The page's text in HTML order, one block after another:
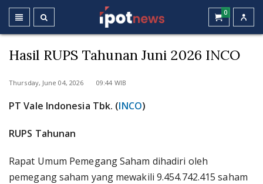
0
Hasil RUPS Tahunan Juni 2026 INCO
Thursday, June 04, 2026 09:44 WIB
PT Vale Indonesia Tbk. (INCO)
RUPS Tahunan
Rapat Umum Pemegang Saham dihadiri oleh
pemegang saham yang mewakili 9.454.742.415 saham